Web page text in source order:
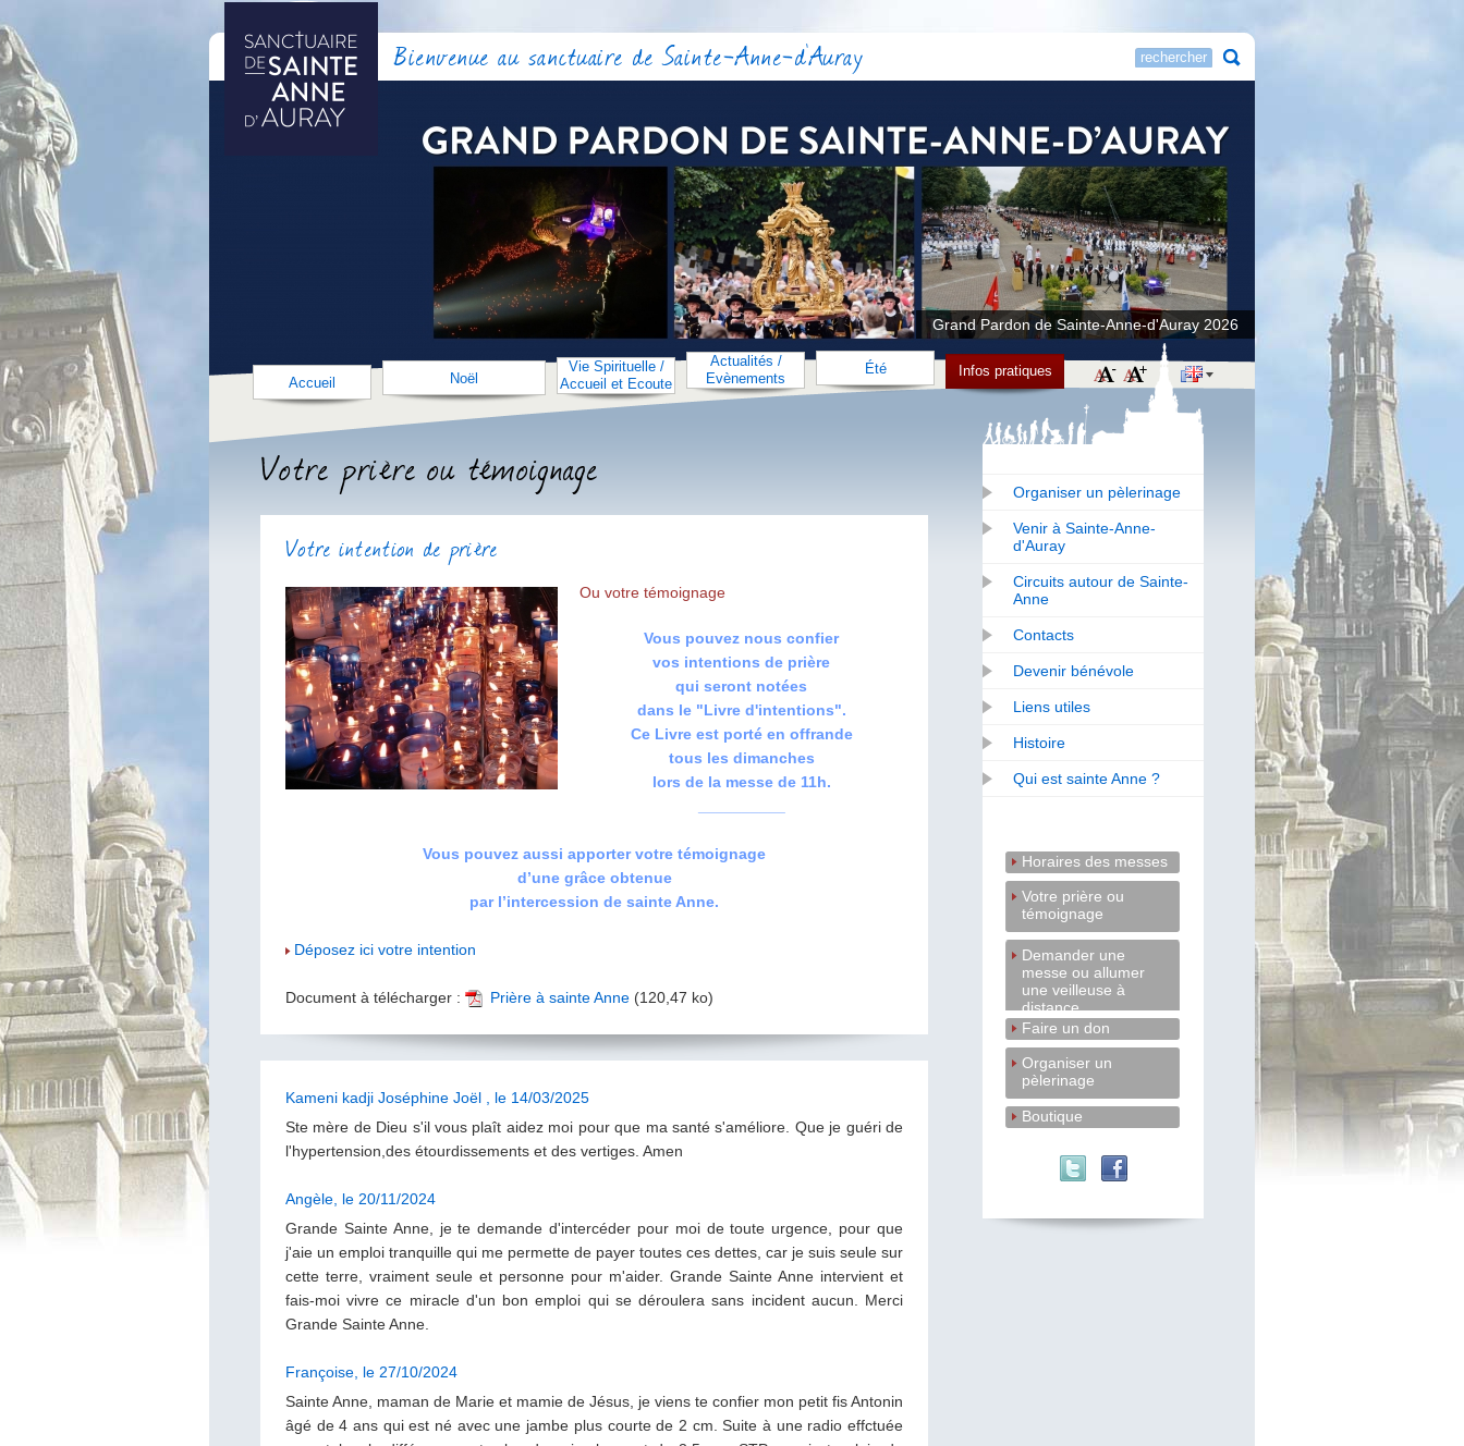
Bienvenue au sanctuaire de Sainte-Anne-d'Auray
Grand Pardon de Sainte-Anne-d'Auray 2026
Accueil Noël
Vie Spirituelle /
Accueil et Ecoute
Actualités /
Evènements
Été Infos pratiques
Organiser un pèlerinage
Venir à Sainte-Anne-
d'Auray
Circuits autour de Sainte-
Anne
Contacts
Devenir bénévole
Liens utiles
Histoire
Qui est sainte Anne ?
Horaires des messes
Votre prière ou
témoignage
Demander une
messe ou allumer
une veilleuse à
distance
Faire un don
Organiser un
pèlerinage
Boutique
Votre prière ou témoignage
Votre intention de prière
ou votre témoignage
Vous pouvez nous confier
vos intentions de prière
qui seront notées
dans le "Livre d'intentions".
Ce Livre est porté en offrande
tous les dimanches
lors de la messe de 11h.
Vous pouvez aussi apporter votre témoignage
d’une grâce obtenue
par l’intercession de sainte Anne.
Déposez ici votre intention
Document à télécharger : Prière à sainte Anne (120,47 ko)
Kameni kadji Joséphine Joël , le 14/03/2025
Ste mère de Dieu s'il vous plaît aidez moi pour que ma santé s'améliore. Que je guéri de
l'hypertension,des étourdissements et des vertiges. Amen
Angèle, le 20/11/2024
Grande Sainte Anne, je te demande d'intercéder pour moi de toute urgence, pour que
j'aie un emploi tranquille qui me permette de payer toutes ces dettes, car je suis seule sur
cette terre, vraiment seule et personne pour m'aider. Grande Sainte Anne intervient et
fais-moi vivre ce miracle d'un bon emploi qui se déroulera sans incident aucun. Merci
Grande Sainte Anne.
Françoise, le 27/10/2024
Sainte Anne, maman de Marie et mamie de Jésus, je viens te confier mon petit fis Antonin
âgé de 4 ans qui est né avec une jambe plus courte de 2 cm. Suite à une radio effctuée